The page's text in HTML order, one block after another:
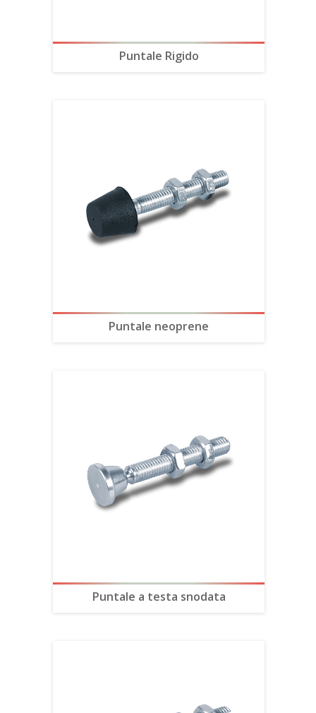
Puntale Rigido
Puntale neoprene
Puntale a testa snodata